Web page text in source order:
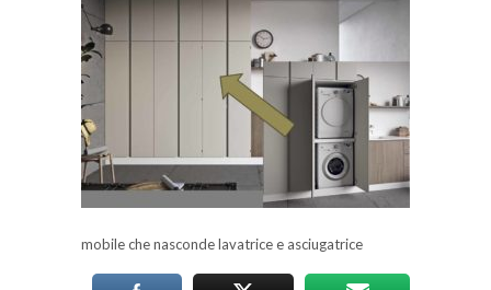
mobile che nasconde lavatrice e asciugatrice